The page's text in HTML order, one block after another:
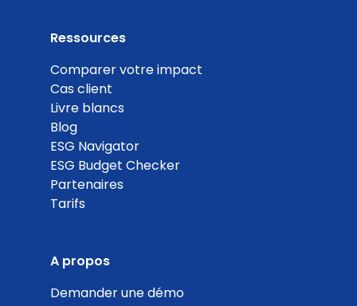
0
Contribution carbone des émissions de GES
Ressources
Comparer votre impact
Cas client
Livre blancs
Blog
ESG Navigator
ESG Budget Checker
Partenaires
Tarifs
A propos
Demander une démo